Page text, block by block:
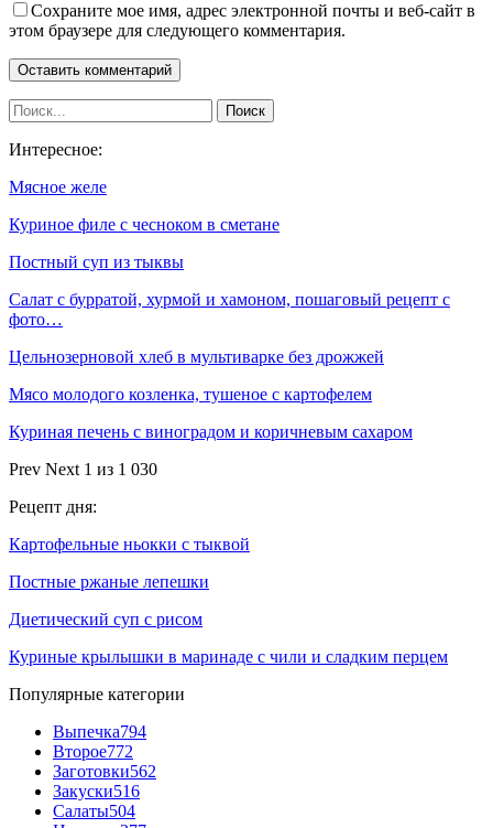
Сохраните мое имя, адрес электронной почты и веб-сайт в
этом браузере для следующего комментария.
Интересное:
Мясное желе
Куриное филе с чесноком в сметане
Постный суп из тыквы
Салат с бурратой, хурмой и хамоном, пошаговый рецепт с
фото…
Цельнозерновой хлеб в мультиварке без дрожжей
Мясо молодого козленка, тушеное с картофелем
Куриная печень с виноградом и коричневым сахаром
Prev Next 1 из 1 030
Рецепт дня:
Картофельные ньокки с тыквой
Постные ржаные лепешки
Диетический суп с рисом
Куриные крылышки в маринаде с чили и сладким перцем
Популярные категории
Выпечка794
Второе772
Заготовки562
Закуски516
Салаты504